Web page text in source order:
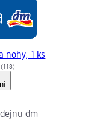
nohy, 1 ks
(118)
dm